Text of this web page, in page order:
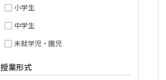
小学生
中学生
未就学児・園児
授業形式